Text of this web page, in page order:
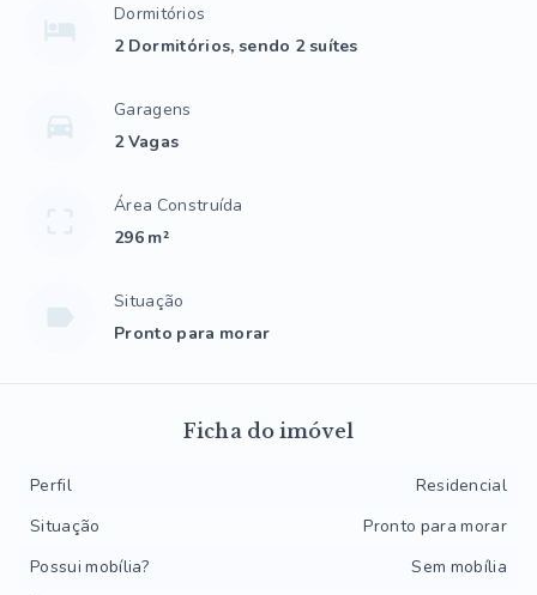
Dormitórios
2 Dormitórios, sendo 2 suítes
Garagens
2 Vagas
Área Construída
296 m²
Situação
Pronto para morar
Ficha do imóvel
Perfil
Residencial
Situação
Pronto para morar
Possui mobília?
Sem mobília